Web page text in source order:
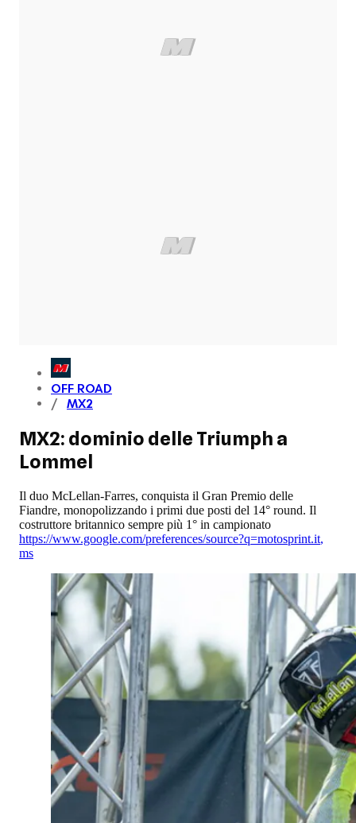
OFF ROAD
MX2
MX2: dominio delle Triumph a
Lommel
Il duo McLellan-Farres, conquista il Gran Premio delle
Fiandre, monopolizzando i primi due posti del 14° round. Il
costruttore britannico sempre più 1° in campionato
https://www.google.com/preferences/source?q=motosprint.it,
ms